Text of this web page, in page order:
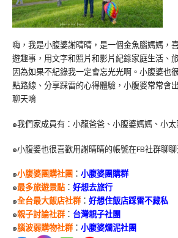
嗨，我是小腹婆謝晴晴，是一個金魚腦媽媽，
遊趣事，用文字和照片和影片紀錄家庭生活、
因為如果不紀錄我一定會忘光光啊。小腹婆也
點路線、分享踩雷的心得體驗，小腹婆常常會
聊天唷
๑我們家成員有：小龍爸爸、小腹婆媽媽、小
๑小腹婆也很喜歡用謝晴晴的帳號在FB社群聊
๑小腹婆團購社團 ： 小腹婆團購群
๑最多旅遊景點： 好想去旅行
๑全台最大飯店社群： 好想住飯店踩雷不藏私
๑親子討論社群： 台灣親子社團
๑腦波弱購物社群： 小腹婆爛泥社團